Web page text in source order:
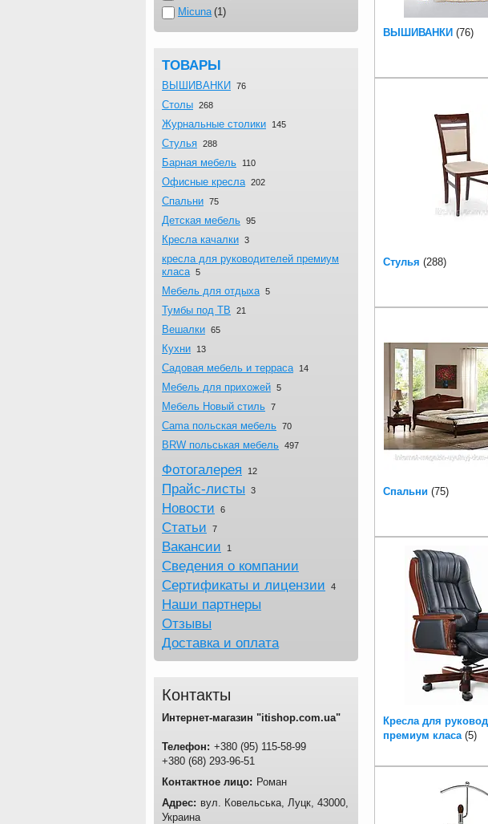
Micuna 1
ТОВАРЫ
ВЫШИВАНКИ 76
Столы 268
Журнальныe столики 145
Стулья 288
Барная мебель 110
Офисные кресла 202
Спальни 75
Детская мебель 95
Кресла качалки 3
кресла для руководителей премиум
класа 5
Мебель для отдыха 5
Тумбы под ТВ 21
Вешалки 65
Кухни 13
Садовая мебель и терраса 14
Мебель для прихожей 5
Мебель Новый стиль 7
Cama польская мебель 70
BRW польськая мебель 497
Фотогалерея 12
Прайс-листы 3
Новости 6
Статьи 7
Вакансии 1
Сведения о компании
Сертификаты и лицензии
4
Наши партнеры
Отзывы
Доставка и оплата
Контакты
Интернет-магазин "itishop.com.ua"
Телефон: +380 (95) 115-58-99
+380 (68) 293-96-51
Контактное лицо: Роман
Адрес: вул. Ковельська Луцк 43000
Украина
ВЫШИВАНКИ 76
Стулья 288
Спальни 75
Кресла для
премиум класа 5